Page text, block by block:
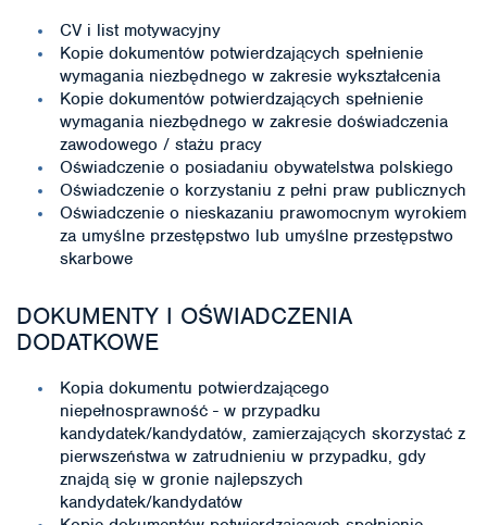
CV i list motywacyjny
Kopie dokumentów potwierdzających spełnienie
wymagania niezbędnego w zakresie wykształcenia
Kopie dokumentów potwierdzających spełnienie
wymagania niezbędnego w zakresie doświadczenia
zawodowego / stażu pracy
Oświadczenie o posiadaniu obywatelstwa polskiego
Oświadczenie o korzystaniu z pełni praw publicznych
Oświadczenie o nieskazaniu prawomocnym wyrokiem
za umyślne przestępstwo lub umyślne przestępstwo
skarbowe
DOKUMENTY I OŚWIADCZENIA
DODATKOWE
Kopia dokumentu potwierdzającego
niepełnosprawność - w przypadku
kandydatek/kandydatów, zamierzających skorzystać z
pierwszeństwa w zatrudnieniu w przypadku, gdy
znajdą się w gronie najlepszych
kandydatek/kandydatów